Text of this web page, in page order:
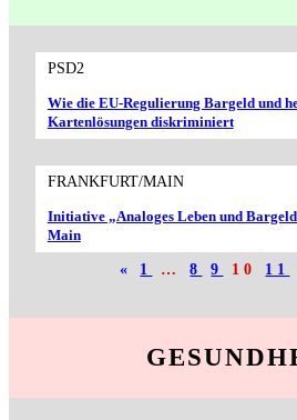
PSD2
Wie die EU-Regulierung Bargeld und
Kartenlösungen diskriminiert
FRANKFURT/MAIN
Initiative „Analoges Leben und
Main
« 1 … 8 9 10 11